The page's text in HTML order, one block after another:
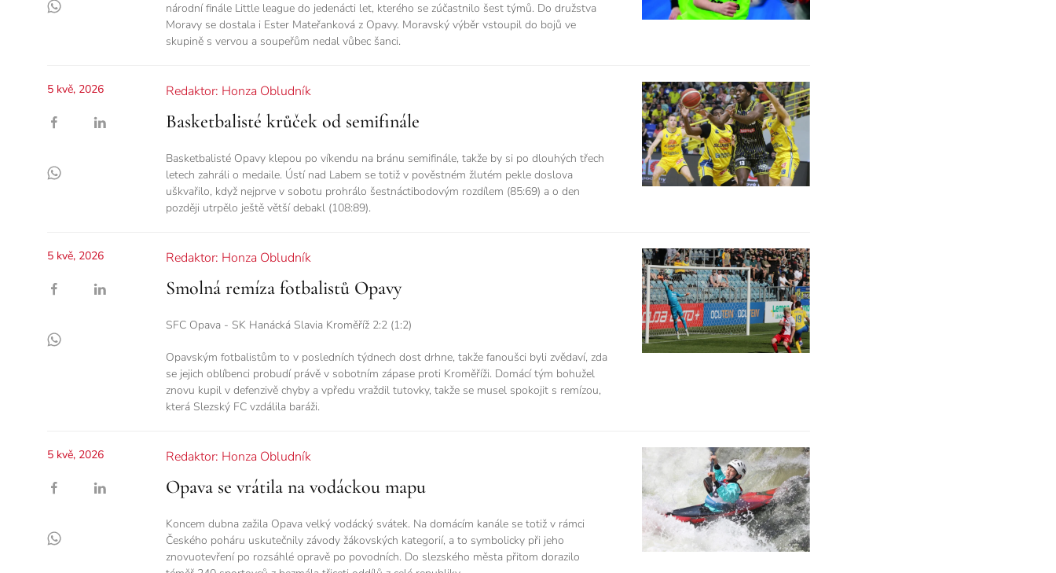
národní finále Little league do jedenácti let, kterého se zúčastnilo šest týmů. Do družstva
Moravy se dostala i Ester Mateřanková z Opavy. Moravský výběr vstoupil do bojů ve
skupině s vervou a soupeřům nedal vůbec šanci.
5 kvě, 2026 Redaktor: Honza Obludník
Basketbalisté krůček od semifinále
Basketbalisté Opavy klepou po víkendu na bránu semifinále, takže by si po dlouhých třech
letech zahráli o medaile. Ústí nad Labem se totiž v pověstném žlutém pekle doslova
uškvařilo, když nejprve v sobotu prohrálo šestnáctibodovým rozdílem (85:69) a o den
později utrpělo ještě větší debakl (108:89).
5 kvě, 2026 Redaktor: Honza Obludník
Smolná remíza fotbalistů Opavy
SFC Opava - SK Hanácká Slavia Kroměříž 2:2 (1:2)
Opavským fotbalistům to v posledních týdnech dost drhne, takže fanoušci byli zvědaví, zda
se jejich oblíbenci probudí právě v sobotním zápase proti Kroměříži. Domácí tým bohužel
znovu kupil v defenzivě chyby a vpředu vraždil tutovky, takže se musel spokojit s remízou,
která Slezský FC vzdálila baráži.
5 kvě, 2026 Redaktor: Honza Obludník
Opava se vrátila na vodáckou mapu
Koncem dubna zažila Opava velký vodácký svátek. Na domácím kanále se totiž v rámci
Českého poháru uskutečnily závody žákovských kategorií, a to symbolicky při jeho
znovuotevření po rozsáhlé opravě po povodních. Do slezského města přitom dorazilo